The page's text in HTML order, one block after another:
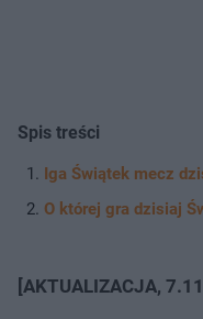
Spis treści
Iga Świątek mecz
O której gra dzisiaj
[AKTUALIZACJA,